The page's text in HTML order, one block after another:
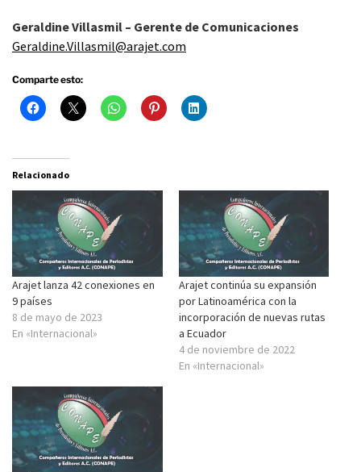
Geraldine Villasmil – Gerente de Comunicaciones
Geraldine.Villasmil@arajet.com
Comparte esto:
Relacionado
Arajet lanza 42 conexiones en
9 países
8 de mayo de 2023
En «Internacional»
Arajet continúa su expansión
por Latinoamérica con la
incorporación de nuevas rutas
a Ecuador
4 de noviembre de 2022
En «Internacional»